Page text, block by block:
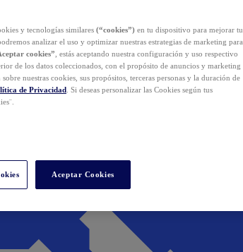
y tecnologías similares (“cookies”) en tu dispositivo para mejorar tu
analizar el uso y optimizar nuestras estrategias de marketing para
cookies” , estás aceptando nuestra configuración y uso respectivo
de los datos coleccionados, con el propósito de anuncios y marketing
nuestras cookies, sus propósitos, terceras personas y la duración de
de Privacidad . Si deseas personalizar las Cookies según tus
Aceptar Cookies